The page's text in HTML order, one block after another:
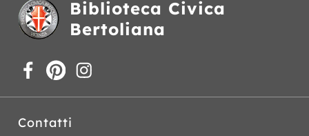
Biblioteca Civica
Bertoliana
Contatti